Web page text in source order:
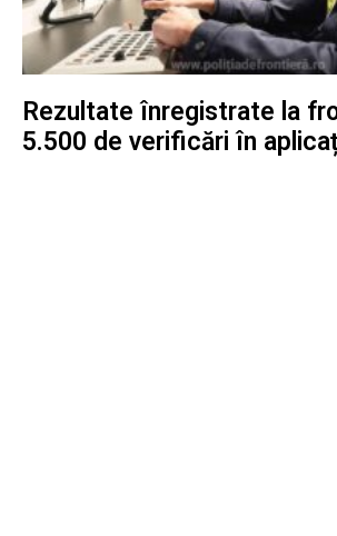
Rezultate înregistrate la
5.500 de verificări în